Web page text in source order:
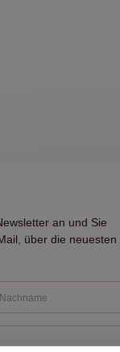
an und Sie
über die neuesten